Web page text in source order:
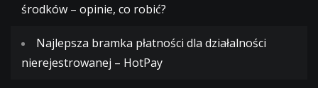
środków – opinie, co robić?
Najlepsza bramka płatności dla działalności
nierejestrowanej – HotPay